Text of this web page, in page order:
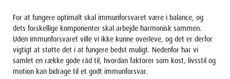
For at fungere optimalt skal immunforsvaret være i balance, og
dets forskellige komponenter skal arbejde harmonisk sammen.
Uden immunforsvaret ville vi ikke kunne overleve, og det er derfor
vigtigt at støtte det i at fungere bedst muligt. Nedenfor har vi
samlet en række gode råd til, hvordan faktorer som kost, livsstil og
motion kan bidrage til et godt immunforsvar.